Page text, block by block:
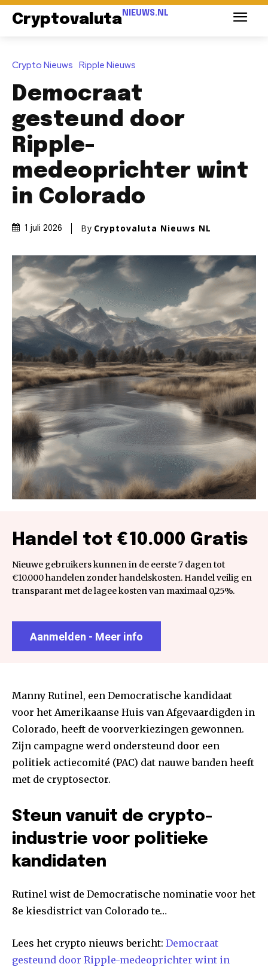
Cryptovaluta NIEUWS.NL
Crypto Nieuws Ripple Nieuws
Democraat
gesteund door
Ripple-
medeoprichter wint
in Colorado
1 juli 2026 By Cryptovaluta Nieuws NL
Handel tot €10.000 Gratis
Nieuwe gebruikers kunnen in de eerste 7 dagen tot
€10.000 handelen zonder handelskosten. Handel veilig en
transparant met de lagee kosten van maximaal 0,25%.
Aanmelden - Meer info
Manny Rutinel, een Democratische kandidaat
voor het Amerikaanse Huis van Afgevaardigden in
Colorado, heeft de voorverkiezingen gewonnen.
Zijn campagne werd ondersteund door een
politiek actiecomité (PAC) dat nauwe banden heeft
met de cryptosector.
Steun vanuit de crypto-
industrie voor politieke
kandidaten
Rutinel wist de Democratische nominatie voor het
8e kiesdistrict van Colorado te…
Lees het crypto nieuws bericht: Democraat
gesteund door Ripple-medeoprichter wint in